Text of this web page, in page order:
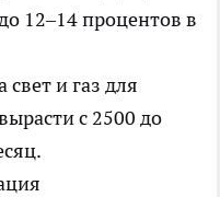
12–14 процентов в
и газ для
с 2500 до